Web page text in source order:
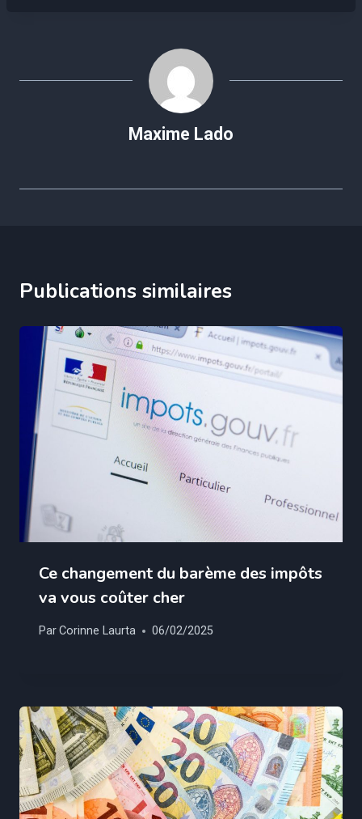
Maxime Lado
Publications similaires
Ce changement du barème des impôts
va vous coûter cher
ParCorinne Laurta 06/02/2025